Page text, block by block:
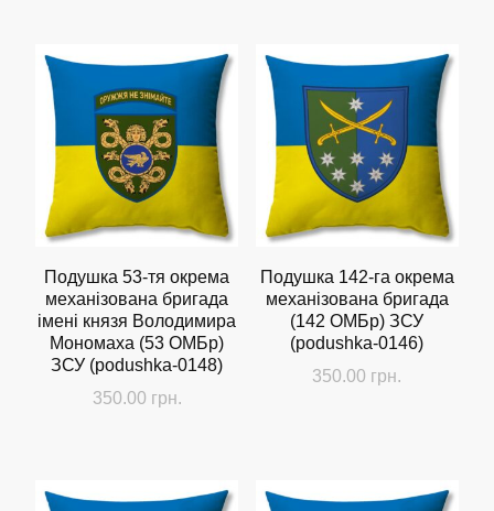
Подушка 53-тя окрема
механізована бригада
імені князя Володимира
Мономаха (53 ОМБр)
ЗСУ (podushka-0148)
350.00 грн.
Подушка 142-га окрема
механізована бригада
(142 ОМБр) ЗСУ
(podushka-0146)
350.00 грн.